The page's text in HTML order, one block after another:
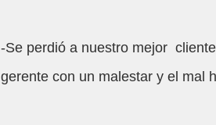
-Se perdió a nuestro mejor
gerente con un malestar y el mal